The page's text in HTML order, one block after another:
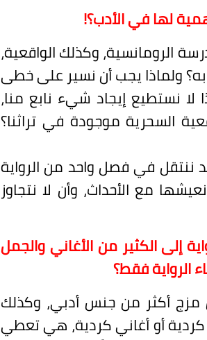
لها في الأدب؟!
الرومانسية، وكذلك الواقعية،
به؟ ولماذا يجب أن نسير على خطى
لا نستطيع إيجاد شيء نابع منا،
السحرية موجودة في تراثنا؟
ننتقل في فصل واحد من الرواية
مع الأحداث، وأن لا نتجاوز
إلى الكثير من الأغاني والجمل
الرواية فقط؟
مزج أكثر من جنس أدبي، وكذلك
كردية أو أغاني كردية، هي تعطي